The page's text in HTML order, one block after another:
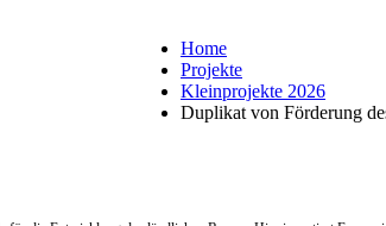
Home
Projekte
Kleinprojekte 2026
Duplikat von Förderung